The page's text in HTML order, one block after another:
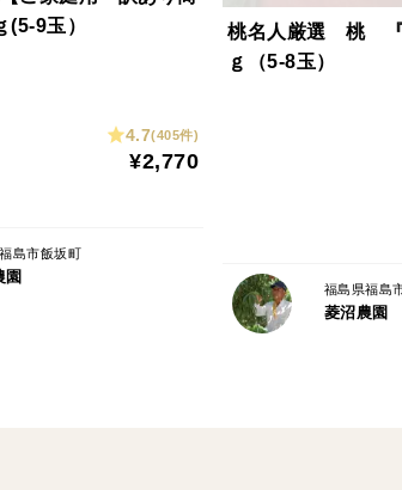
サンふじ5ｋｇ（玉数指定はでき
※ダンボール箱込 モールドもし
家庭用商品とは・・・
形が悪いもの、サビ、キズ、お
く鮮度や味重視のりんごです！是
尚、蜜入りの保証はしておりませ
9玉）
4.7(405件)
¥2,770
島市飯坂町
園
桃名人厳選 桃 『
ｇ（5-8玉）
福島県福島
菱沼農園